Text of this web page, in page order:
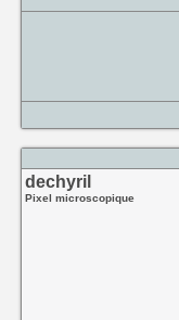
dechyril
Pixel microscopique